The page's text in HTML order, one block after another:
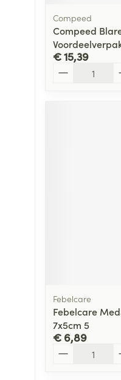
Compeed
Compeed
€ 15,39
Febelcare
Febelcare
7x5cm 5
€ 6,89